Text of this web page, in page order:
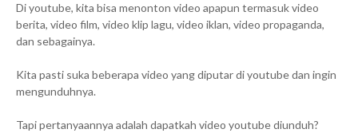
Di youtube, kita bisa menonton video apapun termasuk video
berita, video film, video klip lagu, video iklan, video propaganda,
dan sebagainya.
Kita pasti suka beberapa video yang diputar di youtube dan ingin
mengunduhnya.
Tapi pertanyaannya adalah dapatkah video youtube diunduh?